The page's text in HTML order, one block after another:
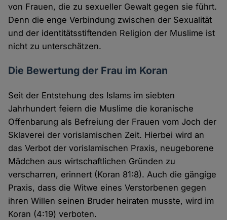
von Frauen, die zu sexueller Gewalt gegen sie führt.
Denn die enge Verbindung zwischen der Sexualität
und der identitätsstiftenden Religion der Muslime ist
nicht zu unterschätzen.
Die Bewertung der Frau im Koran
Seit der Entstehung des Islams im siebten
Jahrhundert feiern die Muslime die koranische
Offenbarung als Befreiung der Frauen vom Joch der
Sklaverei der vorislamischen Zeit. Hierbei wird an
das Verbot der vorislamischen Praxis, neugeborene
Mädchen aus wirtschaftlichen Gründen zu
verscharren, erinnert (Koran 81:8). Auch die gängige
Praxis, dass die Witwe eines Verstorbenen gegen
ihren Willen seinen Bruder heiraten musste, wird im
Koran (4:19) verboten.